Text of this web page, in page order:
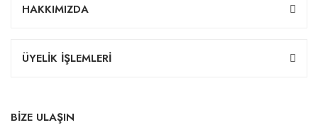
HAKKIMIZDA
ÜYELİK İŞLEMLERİ
BİZE ULAŞIN